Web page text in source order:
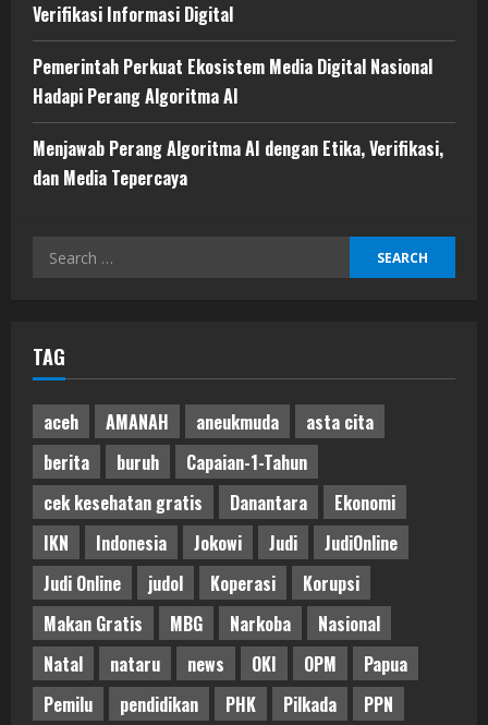
Verifikasi Informasi Digital
Pemerintah Perkuat Ekosistem Media Digital Nasional
Hadapi Perang Algoritma AI
Menjawab Perang Algoritma AI dengan Etika, Verifikasi,
dan Media Tepercaya
Search
TAG
aceh AMANAH aneukmuda
asta cita
berita
buruh
Capaian-1-Tahun
cek kesehatan gratis
Danantara
Ekonomi
IKN
Indonesia Jokowi Judi
JudiOnline
Judi Online
judol Koperasi
Korupsi
Makan Gratis
MBG Narkoba
Nasional
Natal
nataru news OKI OPM
Papua
Pemilu
pendidikan PHK Pilkada PPN